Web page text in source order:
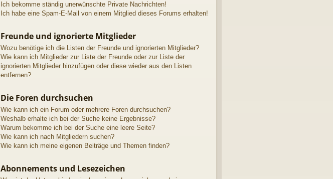
Ich bekomme ständig unerwünschte Private Nachrichten!
Ich habe eine Spam-E-Mail von einem Mitglied dieses Forums erhalten!
Freunde und ignorierte Mitglieder
Wozu benötige ich die Listen der Freunde und ignorierten Mitglieder?
Wie kann ich Mitglieder zur Liste der Freunde oder zur Liste der
ignorierten Mitglieder hinzufügen oder diese wieder aus den Listen
entfernen?
Die Foren durchsuchen
Wie kann ich ein Forum oder mehrere Foren durchsuchen?
Weshalb erhalte ich bei der Suche keine Ergebnisse?
Warum bekomme ich bei der Suche eine leere Seite?
Wie kann ich nach Mitgliedern suchen?
Wie kann ich meine eigenen Beiträge und Themen finden?
Abonnements und Lesezeichen